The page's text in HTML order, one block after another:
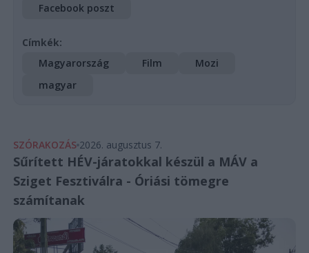
Facebook poszt
Címkék:
Magyarország
Film
Mozi
magyar
SZÓRAKOZÁS 2026. augusztus 7.
Sűrített HÉV-járatokkal készül a MÁV a
Sziget Fesztiválra - Óriási tömegre
számítanak